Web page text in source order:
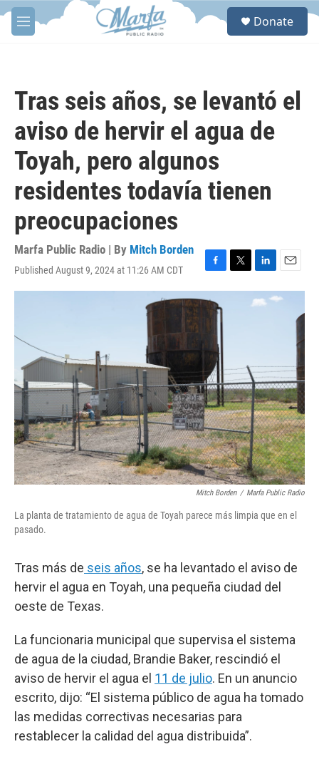
Skip to main content
M
e
S
Donate
Tras seis años, se levantó el
aviso de hervir el agua de
Toyah, pero algunos
residentes todavía tienen
preocupaciones
Marfa Public Radio | By Mitch Borden
Published August 9, 2024 at 11:26 AM CDT
F
a
c
e
b
o
T
w
L
i
n
n
E
m
a
Mitch Borden / Marfa Public Radio
La planta de tratamiento de agua de Toyah parece más limpia que en el
pasado.
Tras más de seis años, se ha levantado el aviso de
hervir el agua en Toyah, una pequeña ciudad del
oeste de Texas.
La funcionaria municipal que supervisa el sistema
de agua de la ciudad, Brandie Baker, rescindió el
aviso de hervir el agua el 11 de julio. En un anuncio
escrito, dijo: “El sistema público de agua ha tomado
las medidas correctivas necesarias para
restablecer la calidad del agua distribuida”.